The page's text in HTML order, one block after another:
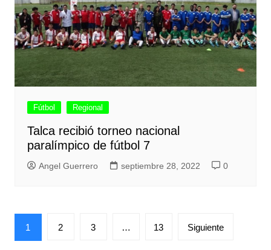
Fútbol Regional
Talca recibió torneo nacional
paralímpico de fútbol 7
Angel Guerrero septiembre 28, 2022 0
Paginación
de
1 2 3 … 13 Siguiente